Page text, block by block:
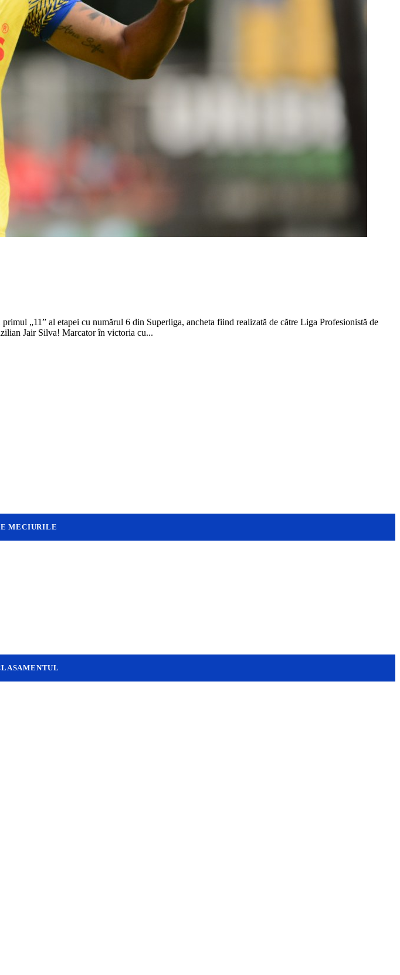
„11” al etapei cu numărul 6 din Superliga, ancheta fiind realizată de către Liga Profesionistă de
Jair Silva! Marcator în victoria cu...
MECIURILE